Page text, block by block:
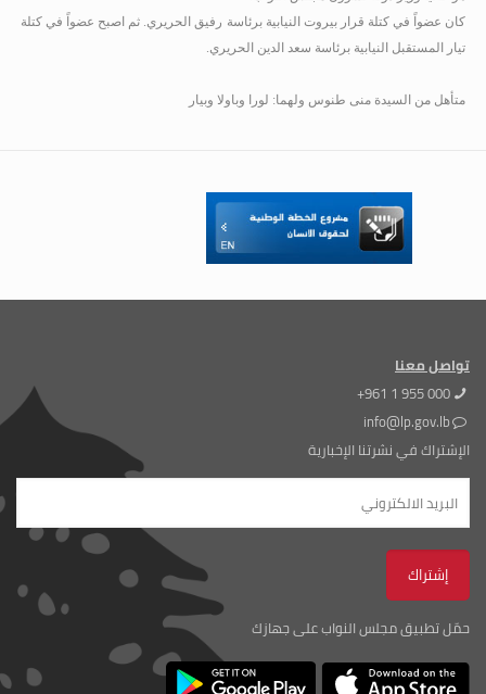
كان عضواً في كتلة قرار بيروت النيابية برئاسة رفيق الحريري. ثم اصبح عضواً في كتلة
تيار المستقبل النيابية برئاسة سعد الدين الحريري.
متأهل من السيدة منى طنوس ولهما: لورا وباولا وبيار
تواصل معنا
+961 1 955 000
info@lp.gov.lb
الإشتراك في نشرتنا الإخبارية
حمّل تطبيق مجلس النواب على جهازك